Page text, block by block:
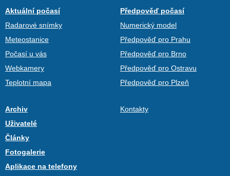
Aktuální počasí
Radarové snímky
Meteostanice
Počasí u vás
Webkamery
Teplotní mapa
Předpověď počasí
Numerický model
Předpověď pro Prahu
Předpověď pro Brno
Předpověď pro Ostravu
Předpověď pro Plzeň
Archiv
Uživatelé
Články
Fotogalerie
Aplikace na telefony
Kontakty